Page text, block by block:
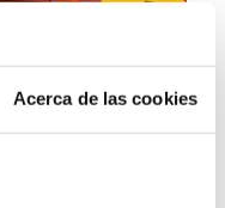
Acerca de las cookies